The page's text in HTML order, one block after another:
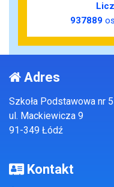
937889
Adres
Szkoła Podstawowa nr
ul. Mackiewicza 9
91-349 Łódź
Kontakt